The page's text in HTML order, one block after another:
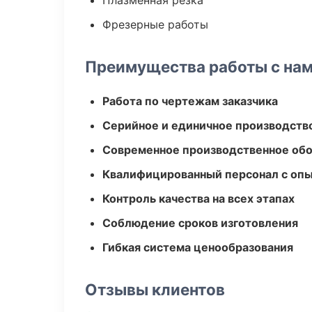
Фрезерные работы
Преимущества работы с
Работа по чертежам заказчика
Серийное и единичное
Современное производственное
Квалифицированный персонал с
Контроль качества на всех этапах
Соблюдение сроков изготовления
Гибкая система ценообразования
Отзывы клиентов